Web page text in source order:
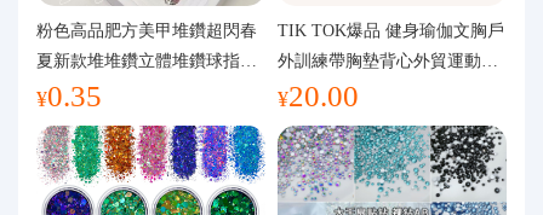
粉色高品肥方美甲堆鑽超閃春
夏新款堆堆鑽立體堆鑽球指甲
裝飾品
¥0.35
TIK TOK爆品 健身瑜伽文胸戶
外訓練帶胸墊背心外貿運動瑜
伽服女
¥20.00